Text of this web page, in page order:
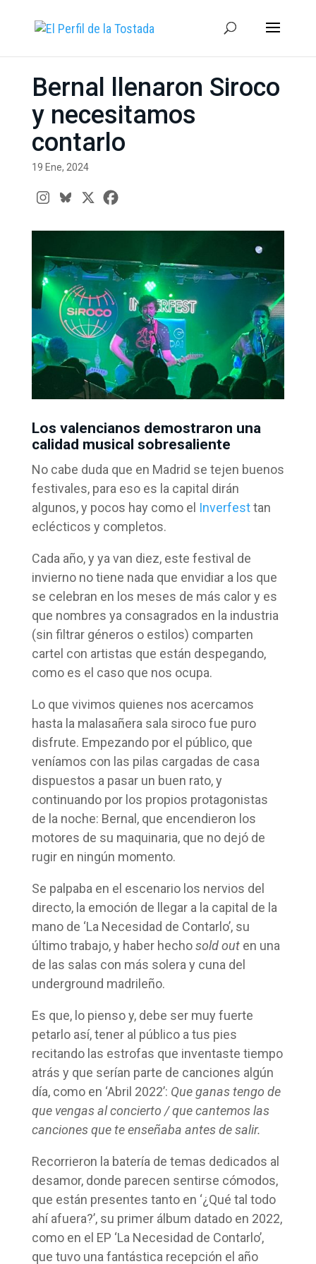
Bernal llenaron Siroco
y necesitamos
contarlo
19 Ene, 2024
Los valencianos demostraron una
calidad musical sobresaliente
No cabe duda que en Madrid se tejen buenos
festivales, para eso es la capital dirán
algunos, y pocos hay como el Inverfesttan
eclécticos y completos.
Cada año, y ya van diez, este festival de
invierno no tiene nada que envidiar a los que
se celebran en los meses de más calor y es
que nombres ya consagrados en la industria
(sin filtrar géneros o estilos) comparten
cartel con artistas que están despegando,
como es el caso que nos ocupa.
Lo que vivimos quienes nos acercamos
hasta la malasañera sala siroco fue puro
disfrute. Empezando por el público, que
veníamos con las pilas cargadas de casa
dispuestos a pasar un buen rato, y
continuando por los propios protagonistas
de la noche: Bernal, que encendieron los
motores de su maquinaria, que no dejó de
rugir en ningún momento.
Se palpaba en el escenario los nervios del
directo, la emoción de llegar a la capital de la
mano de ‘La Necesidad de Contarlo’, su
último trabajo, y haber hechosold outen una
de las salas con más solera y cuna del
underground madrileño.
Es que, lo pienso y, debe ser muy fuerte
petarlo así, tener al público a tus pies
recitando las estrofas que inventaste tiempo
atrás y que serían parte de canciones algún
día, como en ‘Abril 2022’: Que ganas tengo de
que vengas al concierto / que cantemos las
canciones que te enseñaba antes de salir.
Recorrieron la batería de temas dedicados al
desamor, donde parecen sentirse cómodos,
que están presentes tanto en ‘¿Qué tal todo
ahí afuera?’, su primer álbum datado en 2022,
como en el EP ‘La Necesidad de Contarlo’,
que tuvo una fantástica recepción el año